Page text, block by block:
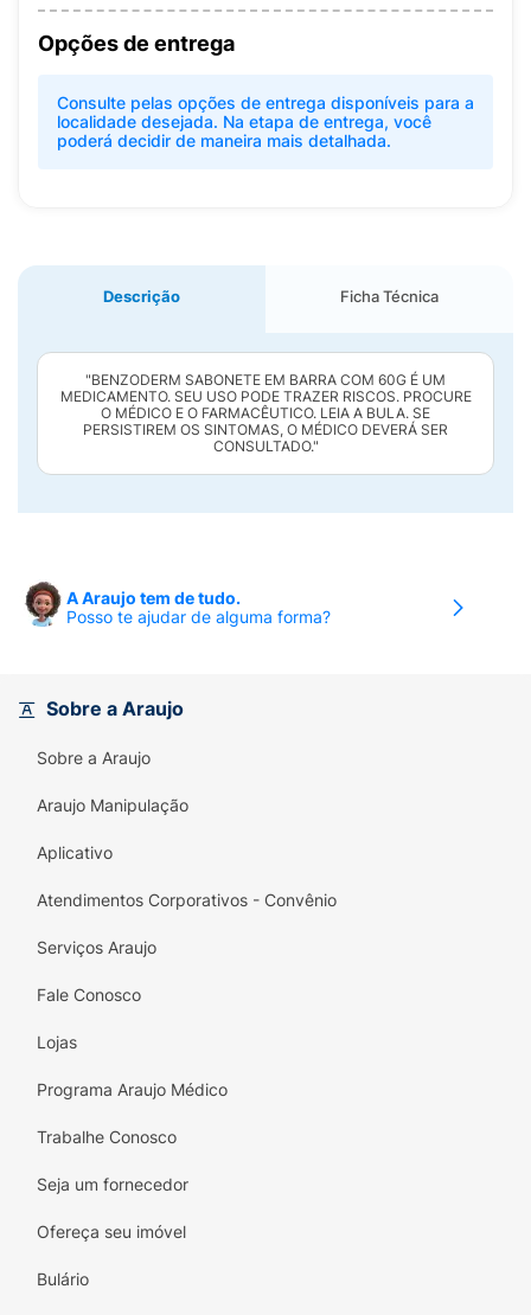
Opções de entrega
Consulte pelas opções de entrega disponíveis para a
localidade desejada. Na etapa de entrega, você
poderá decidir de maneira mais detalhada.
Descrição Ficha Técnica
"BENZODERM SABONETE EM BARRA COM 60G É UM
MEDICAMENTO. SEU USO PODE TRAZER RISCOS. PROCURE
O MÉDICO E O FARMACÊUTICO. LEIA A BULA. SE
PERSISTIREM OS SINTOMAS, O MÉDICO DEVERÁ SER
CONSULTADO."
A Araujo tem de tudo.
Posso te ajudar de alguma forma?
Sobre a Araujo
Sobre a Araujo
Araujo Manipulação
Aplicativo
Atendimentos Corporativos - Convênio
Serviços Araujo
Fale Conosco
Lojas
Programa Araujo Médico
Trabalhe Conosco
Seja um fornecedor
Ofereça seu imóvel
Bulário